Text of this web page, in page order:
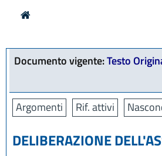
Documento vigente:Testo
Argomenti Rif. attivi
DELIBERAZIONE